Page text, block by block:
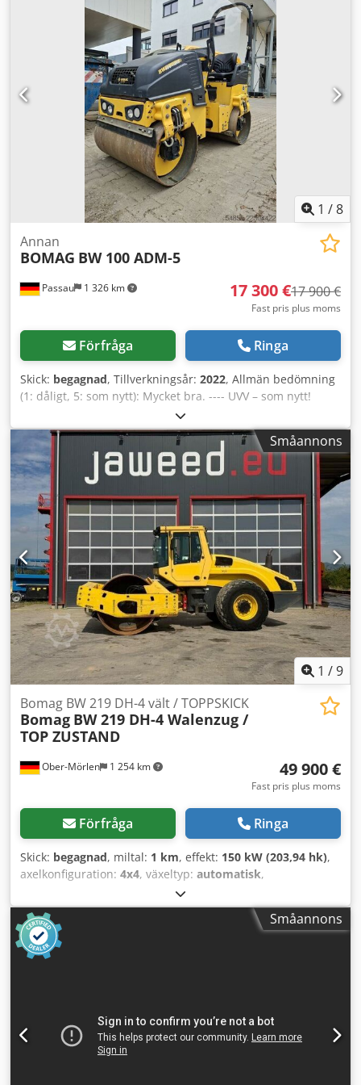
finansieringsalternativ. Herr Mihm (tel.) hjälper dig gärna.
Fler uppgifter finns på vår hemsida. Med reservation för
fel och mellan-sålda objekt! Cedpfx Aezpdhzsavoha
Uthyrning möjlig. = Ytterligare information = Vänligen
kontakta Tobias Ebert för mer information.
1 /8
Passau 1 326 km
Annan
BOMAG BW 100 ADM-5
17 300 €17 900 €
Fast pris plus moms
Förfråga Ringa
Skick: begagnad, Tillverkningsår: 2022, Allmän bedömning
(1: dåligt, 5: som nytt): Mycket bra. ---- UVV – som nytt!
Småannons
1 /9
Ober-Mörlen 1 254 km
Bomag BW 219 DH-4 vält / TOPPSKICK
Bomag BW 219 DH-4 Walenzug /
TOP ZUSTAND
49 900 €
Fast pris plus moms
Förfråga Ringa
Skick: begagnad, miltal: 1 km, effekt: 150 kW (203,94 hk),
axelkonfiguration: 4x4, växeltyp: automatisk,
, Egenvikt: 19 200 kg Lastkapacitet: 1
730 kg Totalvikt: 20 930 kg Vänligen kontakta Emal Jaweed
för mer information. Jordpackningsvält, Bomag BW 219 DH-
4, Tillverkningsår: 2013, Drifttimmar: 6 523h, Längd: 6 000
mm, Bredd: 2 300 mm, Höjd: 3 020 mm, tjänstevikt: 19 200
km/h, EasyDrive (hydrostatisk transmission) (SN),
Hydrostatisk midjestyrning, Justerbar vibrationsstyrka,
Nödstopp, Arbetsbelysning, Vägbelysning,
Småannons